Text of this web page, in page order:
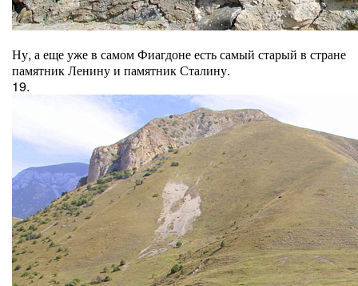
Ну, а еще уже в самом Фиагдоне есть самый старый в стране
памятник Ленину и памятник Сталину.
19.